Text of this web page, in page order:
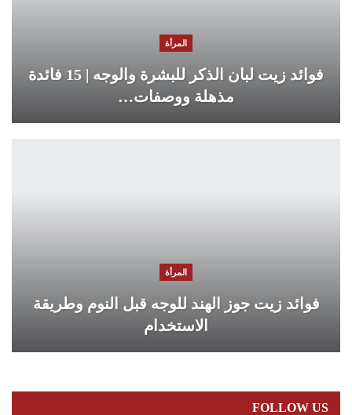
المرأة
فوائد زيت لبان الذكر للبشرة والوجه | 15 فائدة
مذهلة ووصفات…
المرأة
فوائد زيت جوز الهند للوجه قبل النوم وطريقة
الاستخدام
FOLLOW US